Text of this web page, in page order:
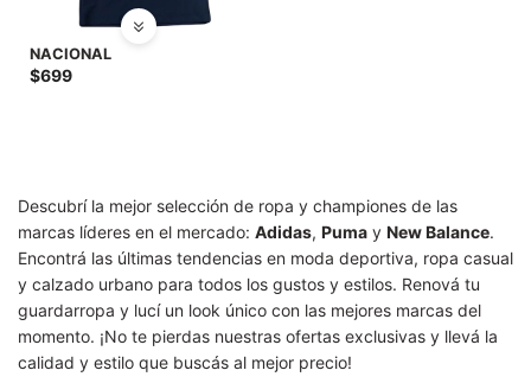
NACIONAL
$699
Descubrí la mejor selección de ropa y championes de las
marcas líderes en el mercado: Adidas, Puma y New Balance.
Encontrá las últimas tendencias en moda deportiva, ropa casual
y calzado urbano para todos los gustos y estilos. Renová tu
guardarropa y lucí un look único con las mejores marcas del
momento. ¡No te pierdas nuestras ofertas exclusivas y llevá la
calidad y estilo que buscás al mejor precio!